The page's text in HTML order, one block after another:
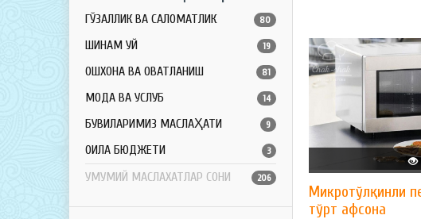
ГЎЗАЛЛИК ВА САЛОМАТЛИК 80
ШИНАМ УЙ 19
ОШХОНА ВА ОВҚАТЛАНИШ 81
МОДА ВА УСЛУБ 14
БУВИЛАРИМИЗ МАСЛАҲАТИ 9
ОИЛА БЮДЖЕТИ 3
УМУМИЙ МАСЛАХАТЛАР СОНИ 206
Микротўлқинли
тўрт афсона